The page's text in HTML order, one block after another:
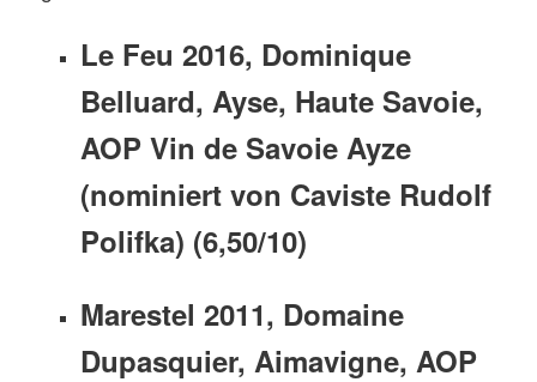
Le Feu 2016, Dominique
Belluard, Ayse, Haute Savoie,
AOP Vin de Savoie Ayze
(nominiert von Caviste Rudolf
Polifka) (6,50/10)
Marestel 2011, Domaine
Dupasquier, Aimavigne, AOP